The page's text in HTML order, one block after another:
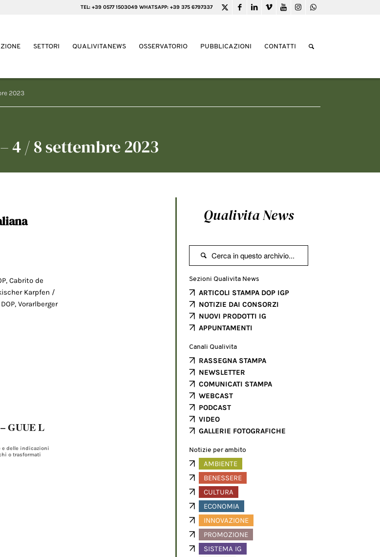
TEL: +39 0577 1503049 WHATSAPP: +39 375 6797337
SETTORI QUALIVITANEWS OSSERVATORIO PUBBLICAZIONI CONTATTI
2023
4 / 8 settembre 2023
Cabrito de
Karpfen /
Vorarlberger
GUUE L
e delle indicazioni
o trasformati
Qualivita News

Sezioni Qualivita News
ARTICOLI STAMPA DOP IGP
NOTIZIE DAI CONSORZI
NUOVI PRODOTTI IG
APPUNTAMENTI
Canali Qualivita
RASSEGNA STAMPA
NEWSLETTER
COMUNICATI STAMPA
WEBCAST
PODCAST
VIDEO
GALLERIE FOTOGRAFICHE
Notizie per ambito
AMBIENTE
BENESSERE
CULTURA
ECONOMIA
INNOVAZIONE
PROMOZIONE
SISTEMA IG